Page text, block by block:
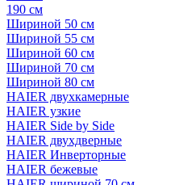
190 см
Шириной 50 см
Шириной 55 см
Шириной 60 см
Шириной 70 см
Шириной 80 см
HAIER двухкамерные
HAIER узкие
HAIER Side by Side
HAIER двухдверные
HAIER Инверторные
HAIER бежевые